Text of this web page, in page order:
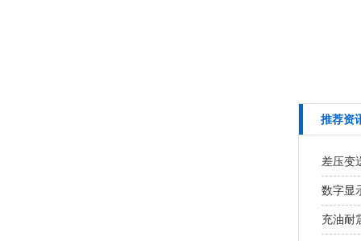
推荐资
差压变
数字显
充油耐